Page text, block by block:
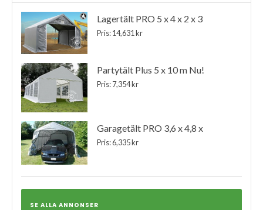
Lagertält PRO 5 x 4 x 2 x 3
Pris: 14,631 kr
Partytält Plus 5 x 10 m Nu!
Pris: 7,354 kr
Garagetält PRO 3,6 x 4,8 x
Pris: 6,335 kr
SE ALLA ANNONSER